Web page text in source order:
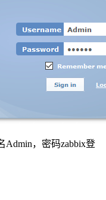
Admin，密码zabbix登